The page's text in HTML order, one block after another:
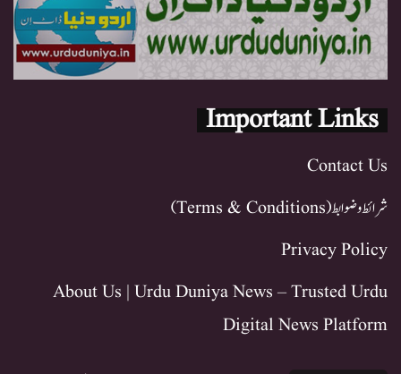
Important Links
Contact Us
شرائط و ضوابط (Terms & Conditions)
Privacy Policy
About Us | Urdu Duniya News – Trusted Urdu
Digital News Platform